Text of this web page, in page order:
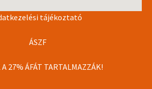
tájékoztató
ÁSZF
27% ÁFÁT TARTALMAZZÁK!